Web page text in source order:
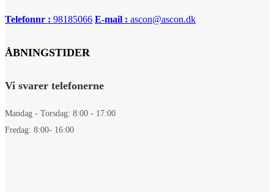
Telefonnr : 98185066 E-mail : ascon@ascon.dk
ÅBNINGSTIDER
Vi svarer telefonerne
Mandag - Torsdag: 8:00 - 17:00
Fredag: 8:00- 16:00